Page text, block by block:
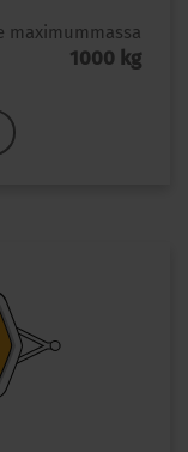
maximummassa
1000 kg